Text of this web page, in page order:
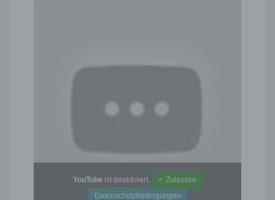
YouTube ist deaktiviert.
✓ Zulassen
Datenschutzbedingungen